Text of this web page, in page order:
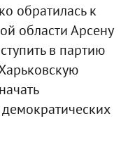
обратилась к
области Арсену
в партию